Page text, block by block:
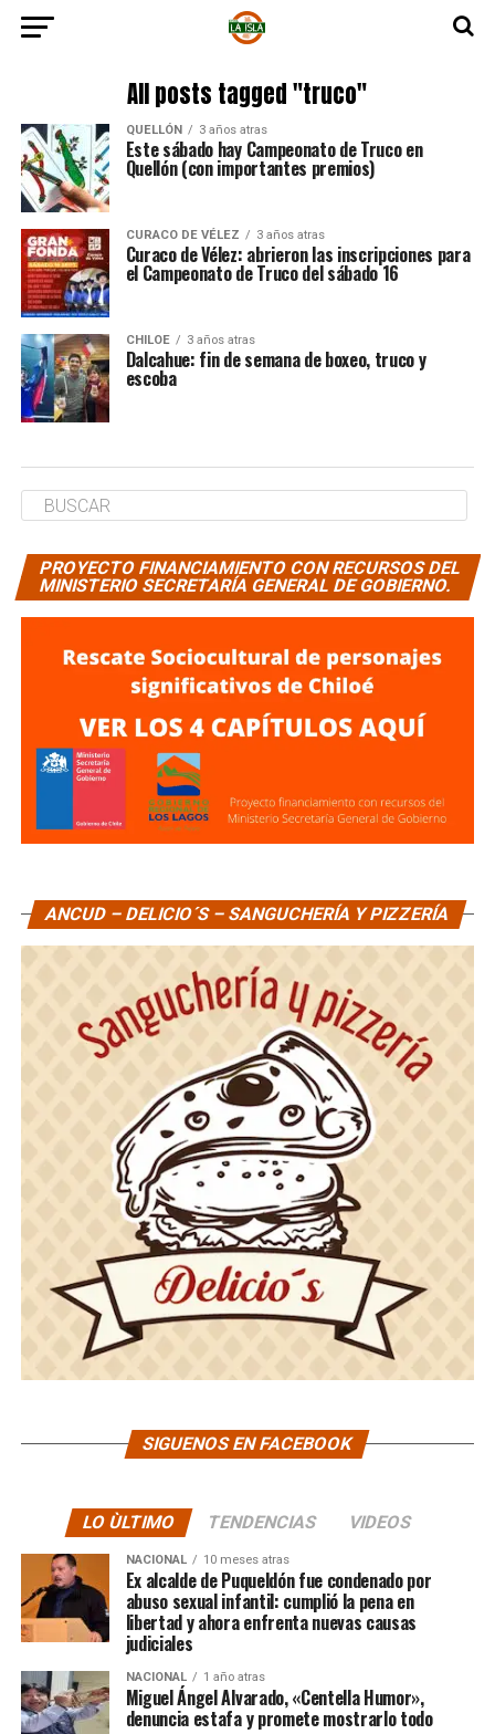
All posts tagged "truco"
QUELLÓN 3 años atras
Este sábado hay Campeonato de Truco en
Quellón (con importantes premios)
CURACO DE VÉLEZ 3 años atras
Curaco de Vélez: abrieron las inscripciones para
el Campeonato de Truco del sábado 16
CHILOE 3 años atras
Dalcahue: fin de semana de boxeo, truco y
escoba
PROYECTO FINANCIAMIENTO CON RECURSOS DEL
MINISTERIO SECRETARÍA GENERAL DE GOBIERNO.
ANCUD – DELICIO´S – SANGUCHERÍA Y PIZZERÍA
SIGUENOS EN FACEBOOK
LO ÙLTIMO TENDENCIAS VIDEOS
NACIONAL 10 meses atras
Ex alcalde de Puqueldón fue condenado por
abuso sexual infantil: cumplió la pena en
libertad y ahora enfrenta nuevas causas
judiciales
NACIONAL 1 año atras
Miguel Ángel Alvarado, «Centella Humor»,
denuncia estafa y promete mostrarlo todo